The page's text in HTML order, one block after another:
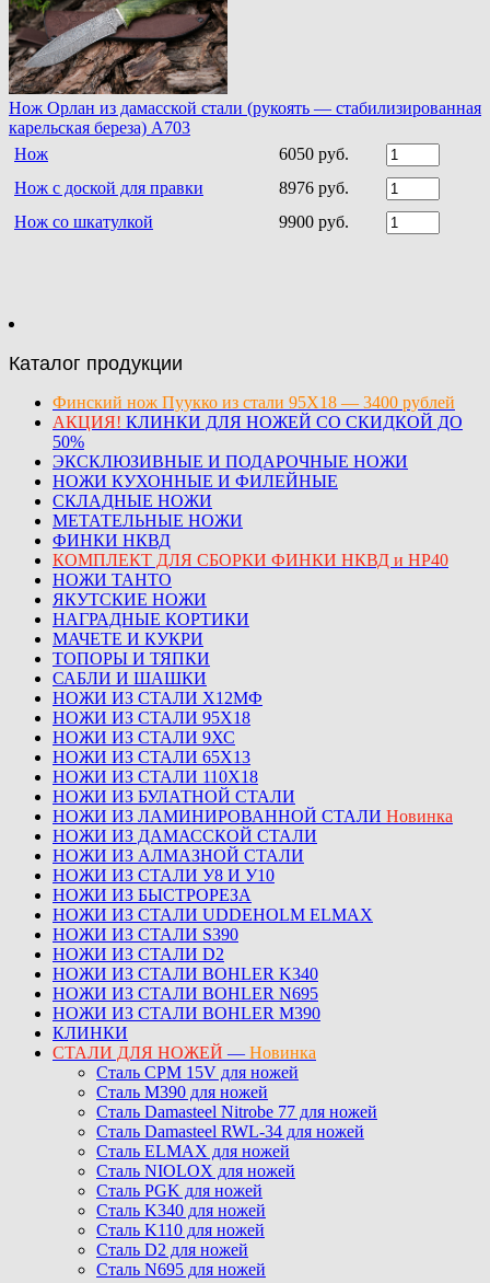
Нож Орлан из дамасской стали (рукоять — стабилизированная
карельская береза) A703
Нож
6050 руб.
Нож с доской для правки
8976 руб.
Нож со шкатулкой
9900 руб.
Каталог продукции
Финский нож Пуукко из стали 95Х18 — 3400 рублей
АКЦИЯ! КЛИНКИ ДЛЯ НОЖЕЙ СО СКИДКОЙ ДО
50%
ЭКСКЛЮЗИВНЫЕ И ПОДАРОЧНЫЕ НОЖИ
НОЖИ КУХОННЫЕ И ФИЛЕЙНЫЕ
СКЛАДНЫЕ НОЖИ
МЕТАТЕЛЬНЫЕ НОЖИ
ФИНКИ НКВД
КОМПЛЕКТ ДЛЯ СБОРКИ ФИНКИ НКВД и НР40
НОЖИ ТАНТО
ЯКУТСКИЕ НОЖИ
НАГРАДНЫЕ КОРТИКИ
МАЧЕТЕ И КУКРИ
ТОПОРЫ И ТЯПКИ
САБЛИ И ШАШКИ
НОЖИ ИЗ СТАЛИ Х12МФ
НОЖИ ИЗ СТАЛИ 95Х18
НОЖИ ИЗ СТАЛИ 9ХС
НОЖИ ИЗ СТАЛИ 65Х13
НОЖИ ИЗ СТАЛИ 110Х18
НОЖИ ИЗ БУЛАТНОЙ СТАЛИ
НОЖИ ИЗ ЛАМИНИРОВАННОЙ СТАЛИ Новинка
НОЖИ ИЗ ДАМАССКОЙ СТАЛИ
НОЖИ ИЗ АЛМАЗНОЙ СТАЛИ
НОЖИ ИЗ СТАЛИ У8 И У10
НОЖИ ИЗ БЫСТРОРЕЗА
НОЖИ ИЗ СТАЛИ UDDEHOLM ELMAX
НОЖИ ИЗ СТАЛИ S390
НОЖИ ИЗ СТАЛИ D2
НОЖИ ИЗ СТАЛИ BOHLER K340
НОЖИ ИЗ СТАЛИ BOHLER N695
НОЖИ ИЗ СТАЛИ BOHLER M390
КЛИНКИ
СТАЛИ ДЛЯ НОЖЕЙ — Новинка
Сталь CPM 15V для ножей
Сталь M390 для ножей
Сталь Damasteel Nitrobe 77 для ножей
Сталь Damasteel RWL-34 для ножей
Сталь ELMAX для ножей
Сталь NIOLOX для ножей
Сталь PGK для ножей
Сталь K340 для ножей
Сталь K110 для ножей
Сталь D2 для ножей
Сталь N695 для ножей